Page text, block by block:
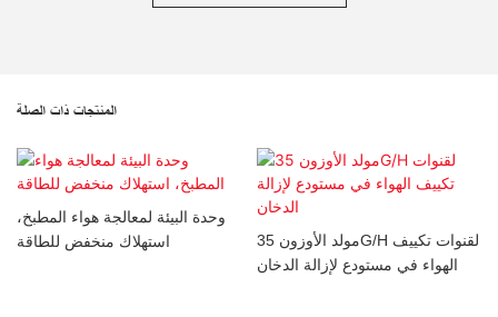
المنتجات ذات الصلة
وحدة البيئة لمعالجة هواء المطبخ،
استهلاك منخفض للطاقة
مولد الأوزون 35G/H لقنوات تكييف
الهواء في مستودع لإزالة الدخان